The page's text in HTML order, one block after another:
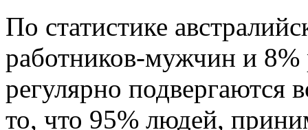
По статистике
работников-мужчин и
регулярно
то, что 95% людей,